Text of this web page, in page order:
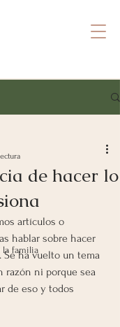
la familia
de hacer lo
artículos o
hablar sobre hacer
Se ha vuelto un tema
razón ni porque sea
de eso y todos